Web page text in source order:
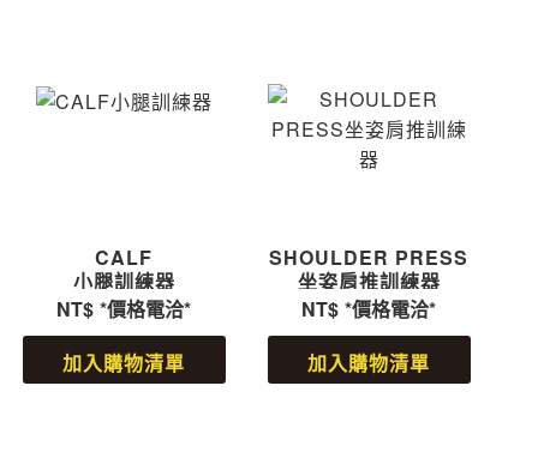
CALF
小腿訓練器
NT$ *價格電洽*
加入購物清單
SHOULDER PRESS
坐姿肩推訓練器
NT$ *價格電洽*
加入購物清單